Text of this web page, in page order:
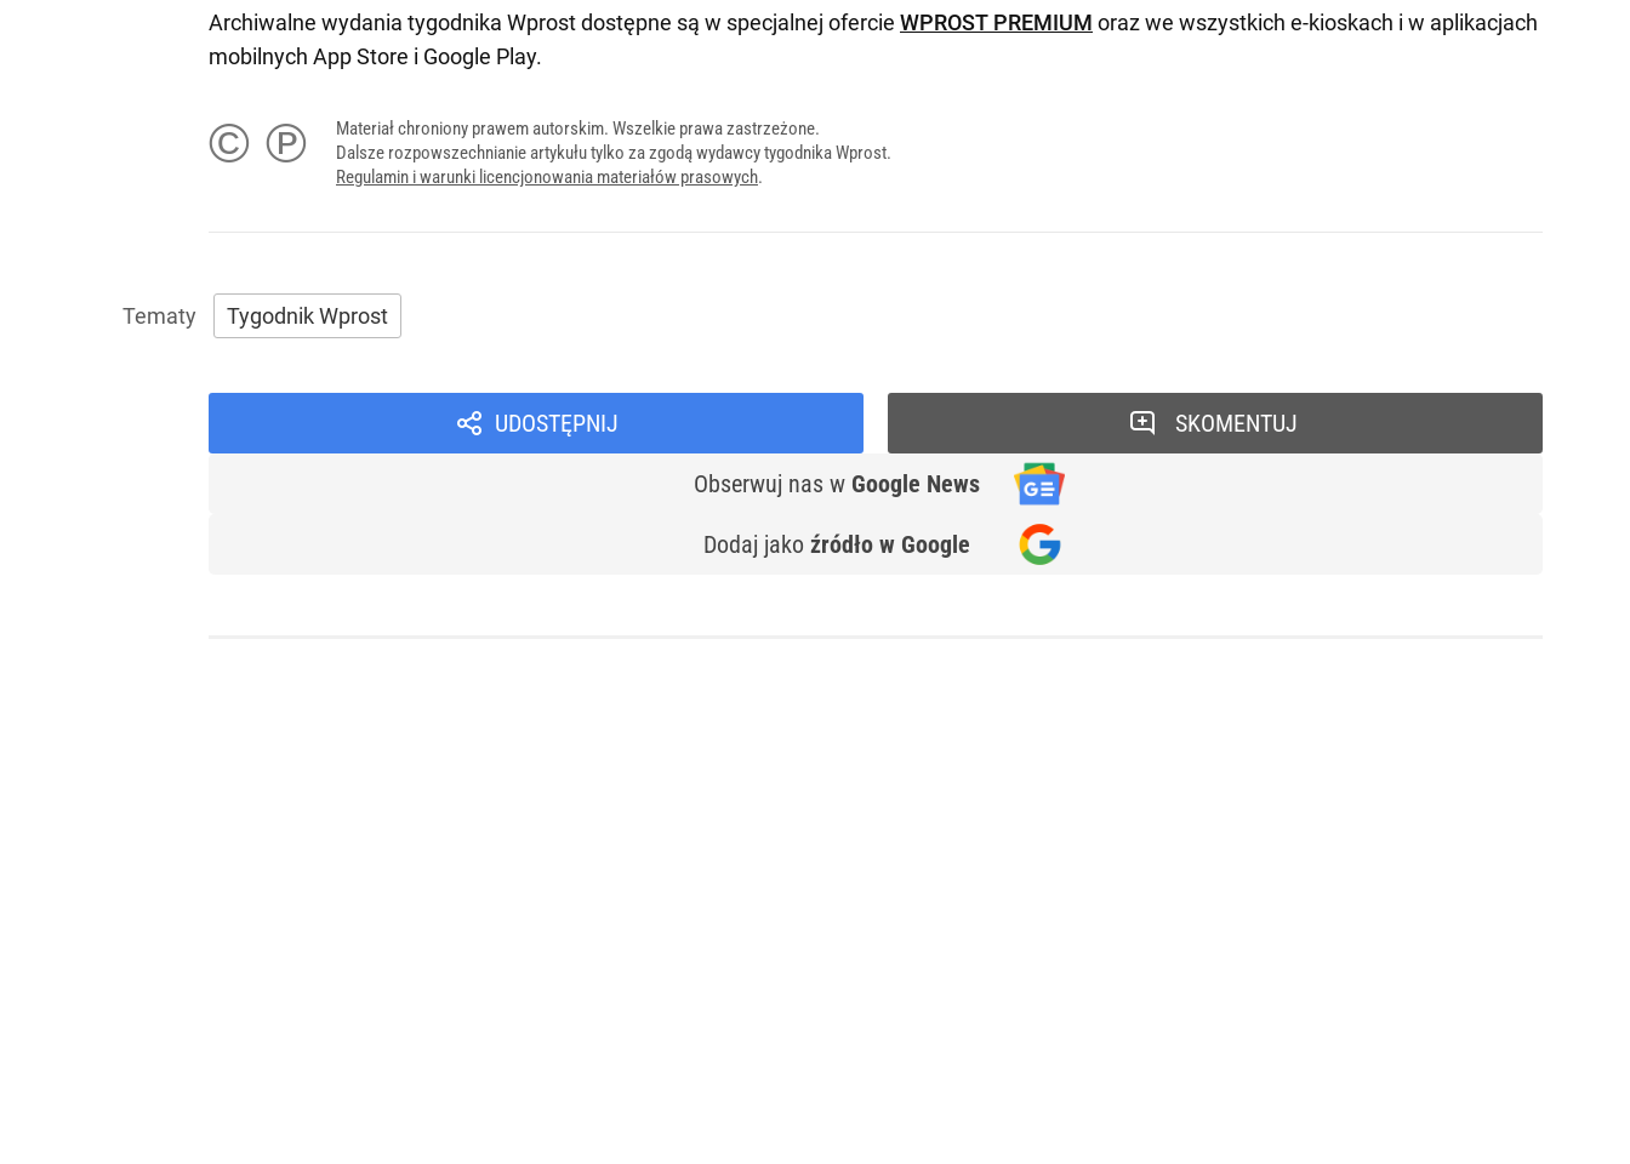
Archiwalne wydania tygodnika Wprost dostępne są w specjalnej ofercie WPROST PREMIUM oraz we wszystkich e-kioskach i w aplikacjach
mobilnych App Store i Google Play.
© ℗
Materiał chroniony prawem autorskim. Wszelkie prawa zastrzeżone.
Dalsze rozpowszechnianie artykułu tylko za zgodą wydawcy tygodnika Wprost.
Regulamin i warunki licencjonowania materiałów prasowych.
Tygodnik Wprost
UDOSTĘPNIJ
Obserwuj nas w Google News
Dodaj jako źródło w Google
SKOMENTUJ